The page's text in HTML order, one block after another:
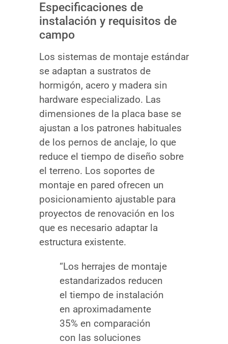
Especificaciones de
instalación y requisitos de
campo
Los sistemas de montaje estándar
se adaptan a sustratos de
hormigón, acero y madera sin
hardware especializado. Las
dimensiones de la placa base se
ajustan a los patrones habituales
de los pernos de anclaje, lo que
reduce el tiempo de diseño sobre
el terreno. Los soportes de
montaje en pared ofrecen un
posicionamiento ajustable para
proyectos de renovación en los
que es necesario adaptar la
estructura existente.
“Los herrajes de montaje
estandarizados reducen
el tiempo de instalación
en aproximadamente
35% en comparación
con las soluciones